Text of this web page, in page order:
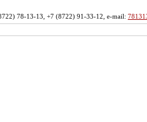
78-13-13, +7 (8722) 91-33-12, e-mail: